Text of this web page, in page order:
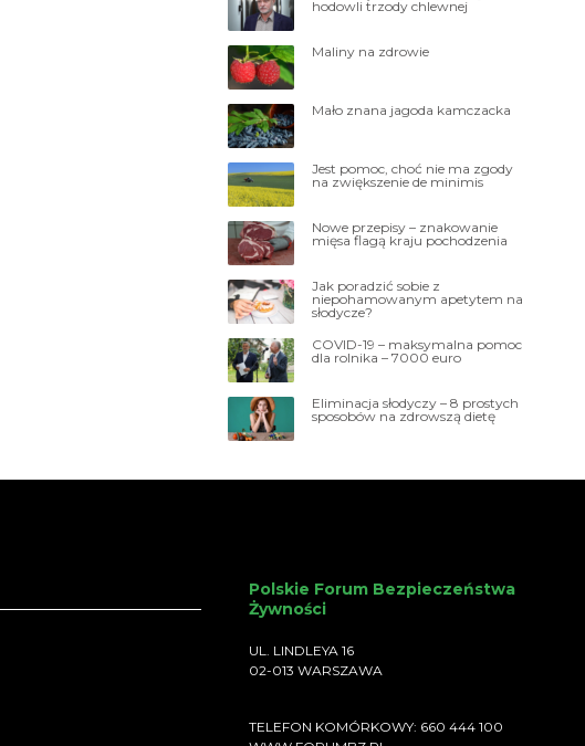
hodowli trzody chlewnej
Maliny na zdrowie
Mało znana jagoda kamczacka
Jest pomoc, choć nie ma zgody
na zwiększenie de minimis
Nowe przepisy – znakowanie
mięsa flagą kraju pochodzenia
Jak poradzić sobie z
niepohamowanym apetytem na
słodycze?
COVID-19 – maksymalna pomoc
dla rolnika – 7000 euro
Eliminacja słodyczy – 8 prostych
sposobów na zdrowszą dietę
Polskie Forum Bezpieczeństwa
Żywności
UL. LINDLEYA 16
02-013 WARSZAWA
TELEFON KOMÓRKOWY: 660 444 100